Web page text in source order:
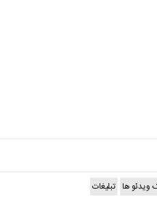
ویدئو ها تبلیغات